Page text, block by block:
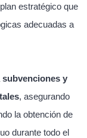
estratégico que
adecuadas a
subvenciones y
, asegurando
la obtención de
durante todo el